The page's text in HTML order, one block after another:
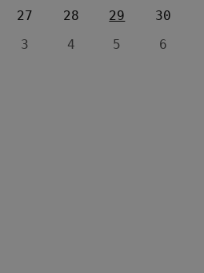
27 28 29
30
3 4 5 6